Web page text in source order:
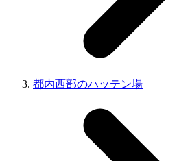
都内西部のハッテン場